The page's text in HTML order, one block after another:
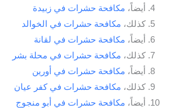
أيضاً، مكافحة حشرات في زبيدة
كذلك، مكافحة حشرات في الخوالد
أيضاً، مكافحة حشرات في لقانة
كذلك، مكافحة حشرات في محلة بشر
أيضاً، مكافحة حشرات في أورين
كذلك، مكافحة حشرات في كفر عيان
أيضاً، مكافحة حشرات في أبو منجوج